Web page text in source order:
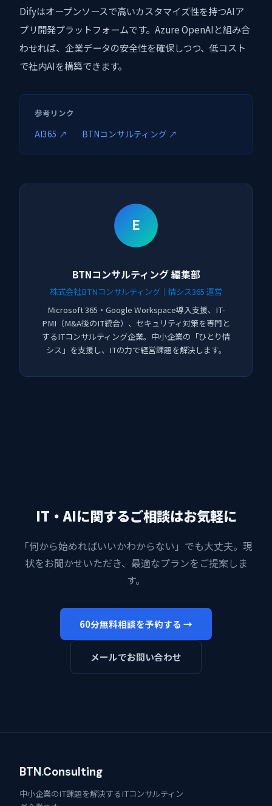
Difyはオープンソースで高いカスタマイズ性を持つAIア
プリ開発プラットフォームです。Azure OpenAIと組み合
わせれば、企業データの安全性を確保しつつ、低コスト
で社内AIを構築できます。
参考リンク
AI365 ↗ BTNコンサルティング ↗
E
BTNコンサルティング 編集部
株式会社BTNコンサルティング｜情シス365 運営
Microsoft 365・Google Workspace導入支援、IT-
PMI（M&A後のIT統合）、セキュリティ対策を専門と
するITコンサルティング企業。中小企業の「ひとり情
シス」を支援し、ITの力で経営課題を解決します。
IT・AIに関するご相談はお気軽に
「何から始めればいいかわからない」でも大丈夫。現
状をお聞かせいただき、最適なプランをご提案しま
す。
60分無料相談を予約する →
メールでお問い合わせ
BTN.Consulting
中小企業のIT課題を解決するITコンサルティン